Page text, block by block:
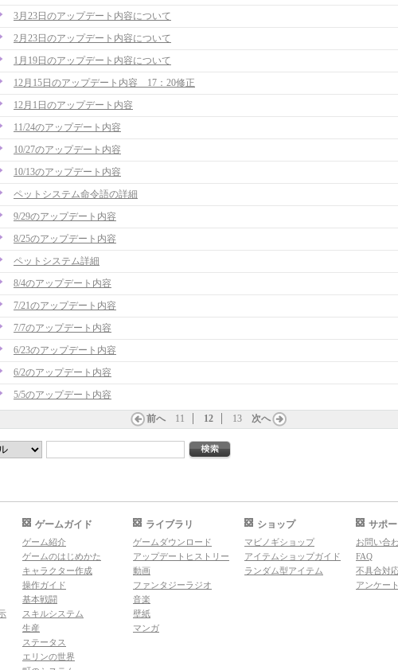
3月23日のアップデート内容について
2月23日のアップデート内容について
1月19日のアップデート内容について
12月15日のアップデート内容 17：20修正
12月1日のアップデート内容
11/24のアップデート内容
10/27のアップデート内容
10/13のアップデート内容
ペットシステム命令語の詳細
9/29のアップデート内容
8/25のアップデート内容
ペットシステム詳細
8/4のアップデート内容
7/21のアップデート内容
7/7のアップデート内容
6/23のアップデート内容
6/2のアップデート内容
5/5のアップデート内容
前へ 11 12 13 次へ
ゲームガイド
ゲーム紹介
ゲームのはじめかた
キャラクター作成
操作ガイド
基本戦闘
スキルシステム
生産
ステータス
エリンの世界
ライブラリ
ゲームダウンロード
アップデートヒストリー
動画
ファンタジーラジオ
音楽
壁紙
マンガ
ショップ
マビノギショップ
アイテムショップガイド
ランダム型アイテム
サポー
お問い合
FAQ
不具合対
アンケート